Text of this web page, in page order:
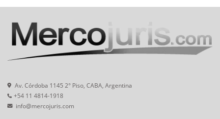
Av. Córdoba 1145 2° Piso, CABA, Argentina
+54 11 4814-1918
info@mercojuris.com